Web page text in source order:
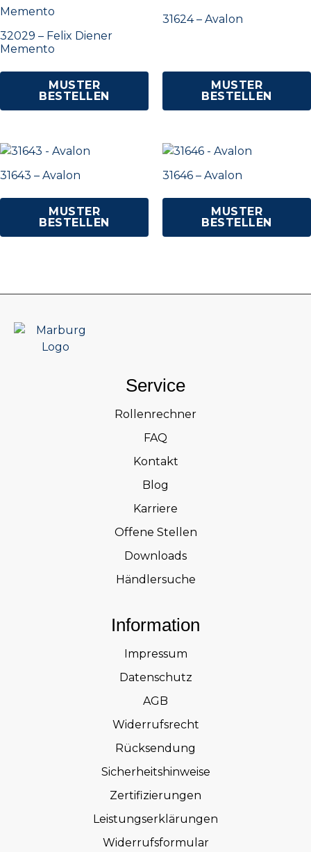
32029 – Felix Diener
Memento
MUSTER
BESTELLEN
31624 – Avalon
MUSTER
BESTELLEN
31643 – Avalon
MUSTER
BESTELLEN
31646 – Avalon
MUSTER
BESTELLEN
Service
Rollenrechner
FAQ
Kontakt
Blog
Karriere
Offene Stellen
Downloads
Händlersuche
Information
Impressum
Datenschutz
AGB
Widerrufsrecht
Rücksendung
Sicherheitshinweise
Zertifizierungen
Leistungserklärungen
Widerrufsformular